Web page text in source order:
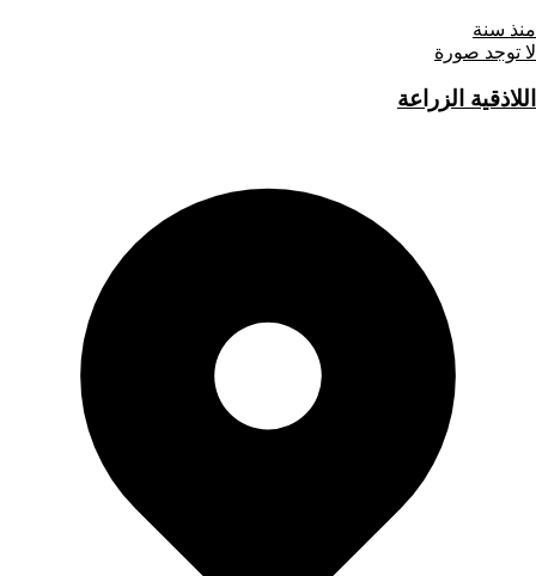
منذ سنة
لا توجد صورة
اللاذقية الزراعة